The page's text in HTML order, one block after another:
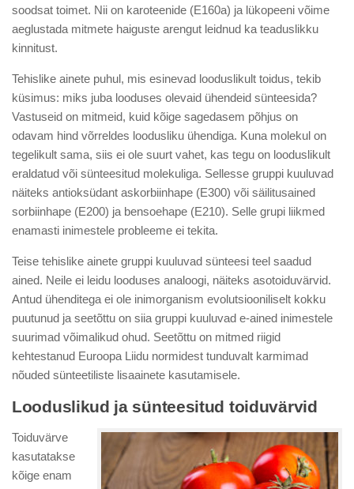
soodsat toimet. Nii on karoteenide (E160a) ja lükopeeni võime
aeglustada mitmete haiguste arengut leidnud ka teaduslikku
kinnitust.
Tehislike ainete puhul, mis esinevad looduslikult toidus, tekib
küsimus: miks juba looduses olevaid ühendeid sünteesida?
Vastuseid on mitmeid, kuid kõige sagedasem põhjus on
odavam hind võrreldes loodusliku ühendiga. Kuna molekul on
tegelikult sama, siis ei ole suurt vahet, kas tegu on looduslikult
eraldatud või sünteesitud molekuliga. Sellesse gruppi kuuluvad
näiteks antioksüdant askorbiinhape (E300) või säilitusained
sorbiinhape (E200) ja bensoehape (E210). Selle grupi liikmed
enamasti inimestele probleeme ei tekita.
Teise tehislike ainete gruppi kuuluvad sünteesi teel saadud
ained. Neile ei leidu looduses analoogi, näiteks asotoiduvärvid.
Antud ühenditega ei ole inimorganism evolutsiooniliselt kokku
puutunud ja seetõttu on siia gruppi kuuluvad e-ained inimestele
suurimad võimalikud ohud. Seetõttu on mitmed riigid
kehtestanud Euroopa Liidu normidest tunduvalt karmimad
nõuded sünteetiliste lisaainete kasutamisele.
Looduslikud ja sünteesitud toiduvärvid
Toiduvärve
kasutatakse
kõige enam